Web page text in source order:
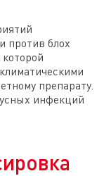
против блох
препарату.
инфекций